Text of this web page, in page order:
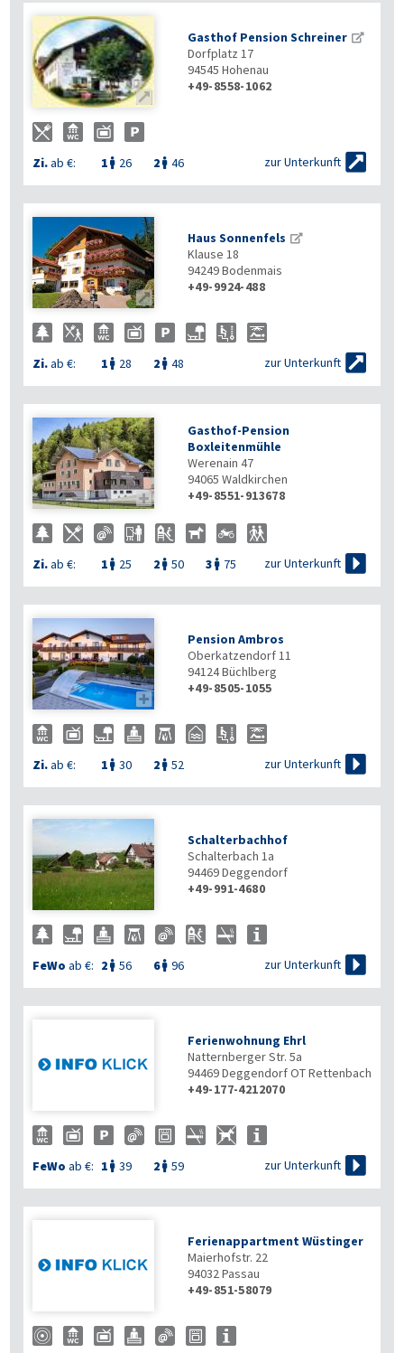

Gasthof Pension Schreiner
Dorfplatz 17
94545 Hohenau
+49-8558-1062
Zi.ab €: 1  26 2  46 zur Unterkunft 

Haus Sonnenfels
Klause 18
94249Bodenmais
+49-9924-488
Zi.ab €: 1  28 2  48 zur Unterkunft 

Gasthof-Pension
Boxleitenmühle
Werenain 47
94065 Waldkirchen
+49-8551-913678
Zi.ab €: 1  25 2  50 3  75 zur Unterkunft 

Pension Ambros
Oberkatzendorf 11
94124Büchlberg
+49-8505-1055
Zi.ab €: 1  30 2  52 zur Unterkunft 
Schalterbachhof
Schalterbach 1a
94469Deggendorf
+49-991-4680
FeWo ab €: 2  56 6 96 zur Unterkunft 
Ferienwohnung Ehrl
Natternberger Str. 5a
94469Deggendorf OT Rettenbach
+49-177-4212070
FeWo ab €: 1  39 2  59 zur Unterkunft 
Ferienappartment Wüstinger
Maierhofstr. 22
94032Passau
+49-851-58079